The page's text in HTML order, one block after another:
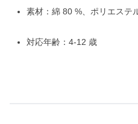
素材：綿 80 %、ポリエステ
対応年齢：4-12 歳